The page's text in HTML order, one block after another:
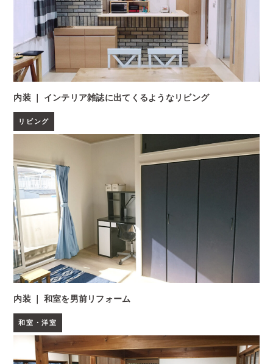
内装 ｜ インテリア雑誌に出てくるようなリビング
リビング
内装 ｜ 和室を男前リフォーム
和室・洋室